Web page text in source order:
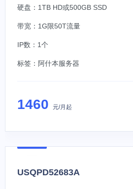
硬盘：1TB HD或500GB SSD
带宽：1G限50T流量
IP数：1个
标签： 阿什本服务器
1460 元/月起
USQPD52683A